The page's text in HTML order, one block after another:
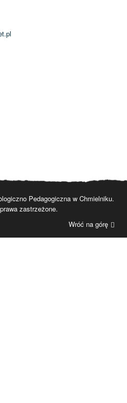
Pedagogiczna w Chmielniku.
zastrzeżone.
Wróć na górę